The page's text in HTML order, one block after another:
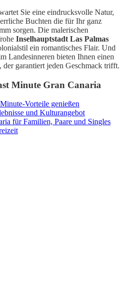
Sie eine eindrucksvolle Natur,
Buchten die für Ihr ganz
sorgen. Die malerischen
Inselhauptstadt Las Palmas
ein romantisches Flair. Und
Landesinneren bieten Ihnen einen
garantiert jeden Geschmack trifft.
Minute Gran Canaria
Vorteile genießen
und Kulturangebot
für Familien, Paare und Singles